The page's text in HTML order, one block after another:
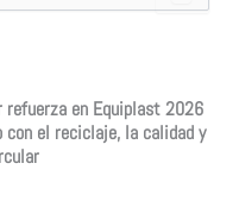
refuerza en Equiplast 2026
con el reciclaje, la calidad y